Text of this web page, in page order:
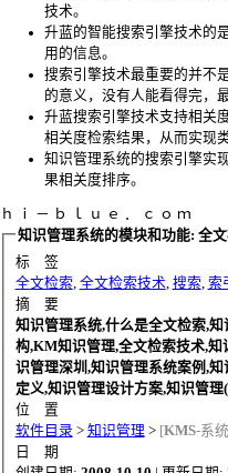
技术。
升蓝的智能搜索引擎技术的
用的信息。
搜索引擎技术最重要的并不
的意义，没有人能看得完，
升蓝搜索引擎技术支持相关
相关度检索结果，从而实现
知识管理系统的搜索引擎实
果相关度排序。
ｈ ｉ － ｂ ｌ ｕ ｅ ． ｃ ｏ ｍ
知识管理系统的模块和功能: 全
标 签
全文检索, 全文检索技术, 搜索, 索
摘 要
知识管理系统,什么是全文检索,
构,KM知识管理,全文检索技术,
识管理深圳,知识管理系统案例,
定义,知识管理设计方案,知识管
位 置
软件目录 > 知识管理 > [KMS-系
日 期